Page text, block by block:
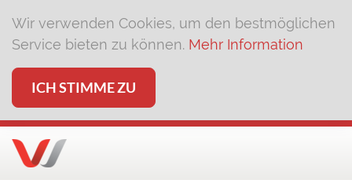
Wir verwenden Cookies, um den bestmöglichen
Service bieten zu können. Mehr Information
ICH STIMME ZU